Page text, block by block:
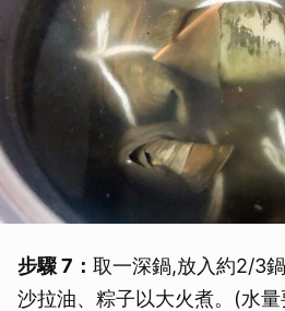
步驟 7： 取一深鍋,放入約2/3
沙拉油、粽子以大火煮。(水